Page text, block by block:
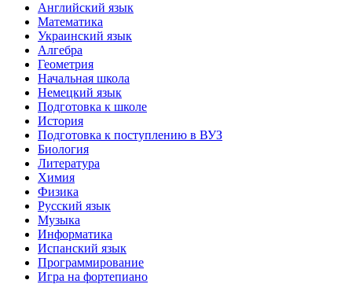
Английский язык
Математика
Украинский язык
Алгебра
Геометрия
Начальная школа
Немецкий язык
Подготовка к школе
История
Подготовка к поступлению в ВУЗ
Биология
Литература
Химия
Физика
Русский язык
Музыка
Информатика
Испанский язык
Программирование
Игра на фортепиано